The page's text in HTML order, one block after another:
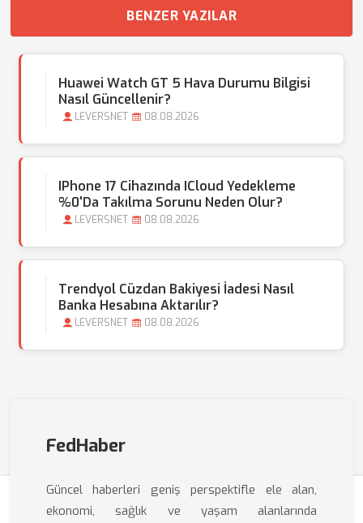
BENZER YAZILAR
Huawei Watch GT 5 Hava Durumu Bilgisi
Nasıl Güncellenir?
LEVERSNET 08.08.2026
IPhone 17 Cihazında ICloud Yedekleme
%0'da Takılma Sorunu Neden Olur?
LEVERSNET 08.08.2026
Trendyol Cüzdan Bakiyesi İadesi Nasıl
Banka Hesabına Aktarılır?
LEVERSNET 08.08.2026
FedHaber
Güncel haberleri geniş perspektifle ele alan,
ekonomi, sağlık ve yaşam alanlarında